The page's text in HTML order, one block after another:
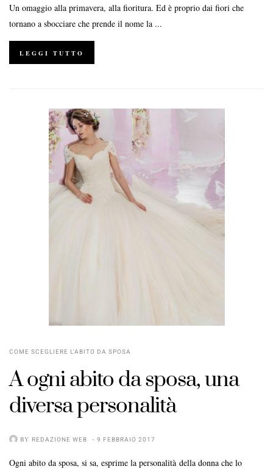
Un omaggio alla primavera, alla fioritura. Ed è proprio dai fiori che
tornano a sbocciare che prende il nome la ...
LEGGI TUTTO
COME SCEGLIERE L'ABITO DA SPOSA
A ogni abito da sposa, una
diversa personalità
BY REDAZIONE WEB 9 FEBBRAIO 2017
Ogni abito da sposa, si sa, esprime la personalità della donna che lo